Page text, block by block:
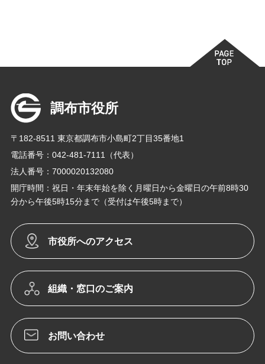
調布市役所
〒182-8511 東京都調布市小島町2丁目35番地1
電話番号：042-481-7111（代表）
法人番号：7000020132080
開庁時間：祝日・年末年始を除く月曜日から金曜日の午前8時30
分から午後5時15分まで（受付は午後5時まで）
市役所へのアクセス
組織・窓口のご案内
お問い合わせ